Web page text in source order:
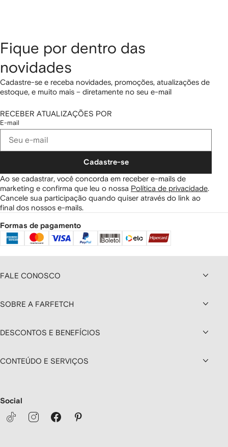
Fique por dentro das
novidades
Cadastre-se e receba novidades, promoções, atualizações de
estoque, e muito mais – diretamente no seu e-mail
RECEBER ATUALIZAÇÕES POR
E-mail
Cadastre-se
Ao se cadastrar, você concorda em receber e-mails de
marketing e confirma que leu o nossa Política de privacidade
Cancele sua participação quando quiser através do link ao
final dos nossos e-mails.
Formas de pagamento
FALE CONOSCO
SOBRE A FARFETCH
DESCONTOS E BENEFÍCIOS
CONTEÚDO E SERVIÇOS
Social